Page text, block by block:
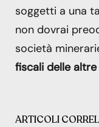
soggetti a una
non dovrai
società
fiscali delle altre
ARTICOLI